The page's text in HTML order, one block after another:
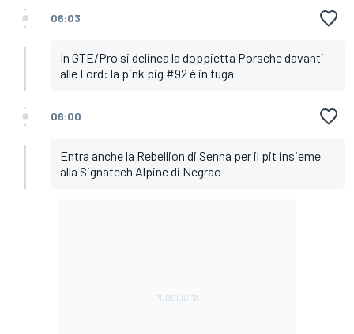
06:03
In GTE/Pro si delinea la doppietta Porsche davanti
alle Ford: la pink pig #92 è in fuga
06:00
Entra anche la Rebellion di Senna per il pit insieme
alla Signatech Alpine di Negrao